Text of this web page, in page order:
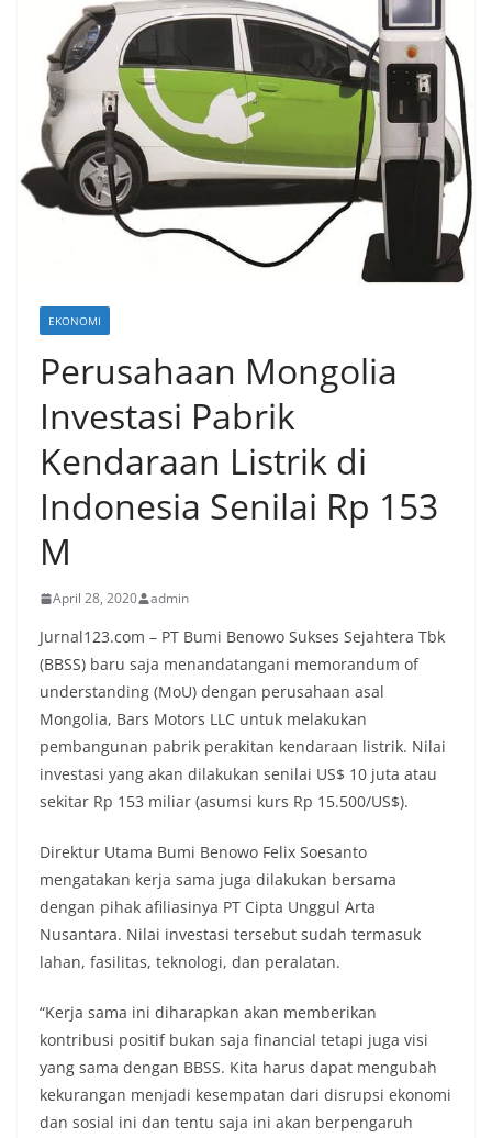
EKONOMI
Perusahaan Mongolia
Investasi Pabrik
Kendaraan Listrik di
Indonesia Senilai Rp 153
M
April 28, 2020 admin
Jurnal123.com – PT Bumi Benowo Sukses Sejahtera Tbk
(BBSS) baru saja menandatangani memorandum of
understanding (MoU) dengan perusahaan asal
Mongolia, Bars Motors LLC untuk melakukan
pembangunan pabrik perakitan kendaraan listrik. Nilai
investasi yang akan dilakukan senilai US$ 10 juta atau
sekitar Rp 153 miliar (asumsi kurs Rp 15.500/US$).
Direktur Utama Bumi Benowo Felix Soesanto
mengatakan kerja sama juga dilakukan bersama
dengan pihak afiliasinya PT Cipta Unggul Arta
Nusantara. Nilai investasi tersebut sudah termasuk
lahan, fasilitas, teknologi, dan peralatan.
“Kerja sama ini diharapkan akan memberikan
kontribusi positif bukan saja financial tetapi juga visi
yang sama dengan BBSS. Kita harus dapat mengubah
kekurangan menjadi kesempatan dari disrupsi ekonomi
dan sosial ini dan tentu saja ini akan berpengaruh